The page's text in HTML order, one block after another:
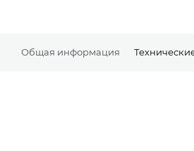
Общая информация